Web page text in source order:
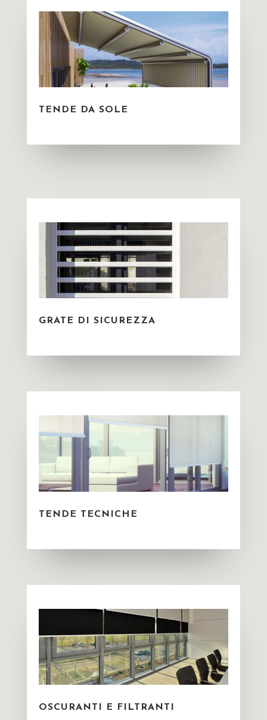
TENDE DA SOLE
GRATE DI SICUREZZA
TENDE TECNICHE
OSCURANTI E FILTRANTI